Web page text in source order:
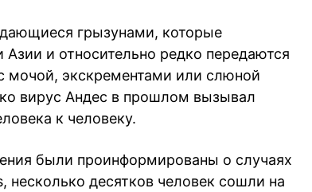
грызунами, которые
и относительно редко передаются
мочой, экскрементами или слюной
вирус Андес в прошлом вызывал
к человеку.
были проинформированы о случаях
несколько десятков человек сошли на